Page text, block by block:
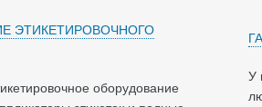
ЭТИКЕТИРОВОЧНОГО
оборудование
У